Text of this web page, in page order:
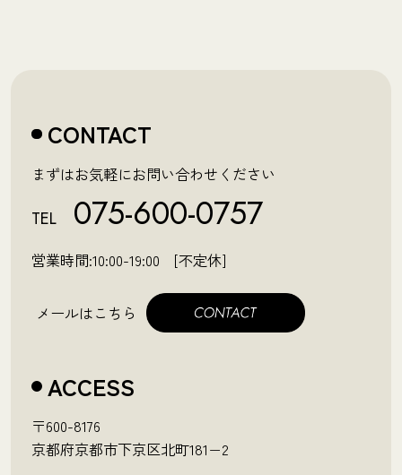
CONTACT
まずはお気軽にお問い合わせください
TEL 075-600-0757
営業時間:10:00-19:00 [不定休]
メールはこちら
ACCESS
〒600-8176
京都府京都市下京区北町181−2